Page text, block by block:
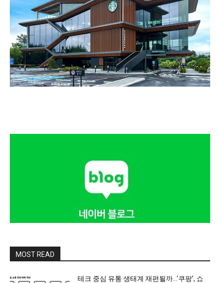
MOST READ
테크 중심 유통 생태계 재편될까…’쿠팡’, 쇼